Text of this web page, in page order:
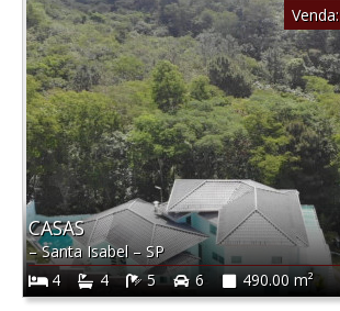
CASAS
–Santa Isabel–SP
4
4 5 6 490.00 m²
Venda: